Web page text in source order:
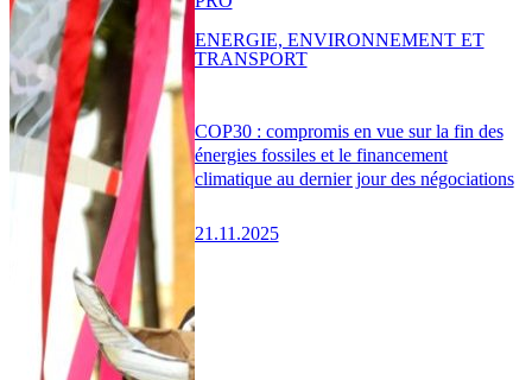
COP30 : compromis en vue sur la fin des
énergies fossiles et le financement
climatique au dernier jour des négociations
21.11.2025
ENERGIE, ENVIRONNEMENT ET
TRANSPORT